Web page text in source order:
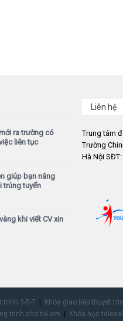
ra trường có
liên tục
giúp bạn nâng
trúng tuyển
khi viết CV xin
Liên hệ
Trung tâm
Trường
Hà Nội
trình 3-5-7 Khóa giao tiếp thuyết
trình cho trẻ em
Khóa học